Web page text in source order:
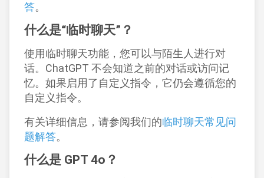
答。
什么是“临时聊天”？
使用临时聊天功能，您可以与陌生人进行对
话。ChatGPT 不会知道之前的对话或访问记
忆。如果启用了自定义指令，它仍会遵循您的
自定义指令。
有关详细信息，请参阅我们的临时聊天常见问
题解答。
什么是 GPT 4o？